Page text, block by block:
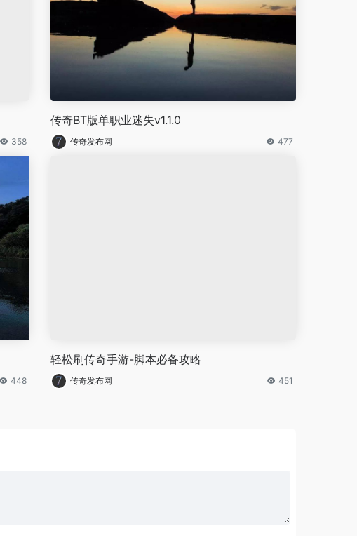
358
传奇BT版单职业迷失v1.1.0
传奇发布网 477
448
轻松刷传奇手游-脚本必备攻略
传奇发布网 451